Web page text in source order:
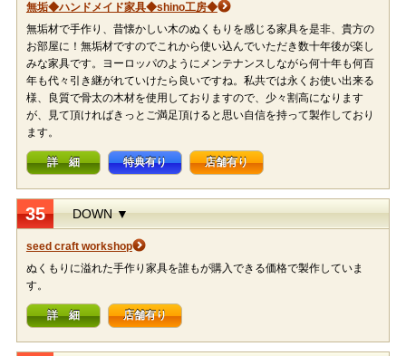
無垢◆ハンドメイド家具◆shino工房◆
無垢材で手作り、昔懐かしい木のぬくもりを感じる家具を是非、貴方の
お部屋に！無垢材ですのでこれから使い込んでいただき数十年後が楽し
みな家具です。ヨーロッパのようにメンテナンスしながら何十年も何百
年も代々引き継がれていけたら良いですね。私共では永くお使い出来る
様、良質で骨太の木材を使用しておりますので、少々割高になります
が、見て頂ければきっとご満足頂けると思い自信を持って製作しており
ます。
詳 細 特典有り 店舗有り
35 DOWN ▼
seed craft workshop
ぬくもりに溢れた手作り家具を誰もが購入できる価格で製作していま
す。
詳 細 店舗有り